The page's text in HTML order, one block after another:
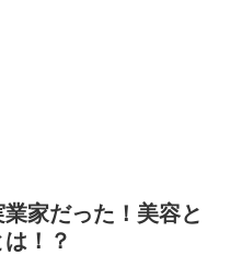
家だった！美容と
！？